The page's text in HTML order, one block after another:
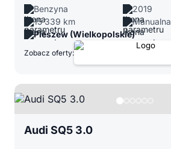
Benzyna
2019
15 339 km
Manualna
Pleszew (Wielkopolskie)
Zobacz oferty:
Audi SQ5 3.0